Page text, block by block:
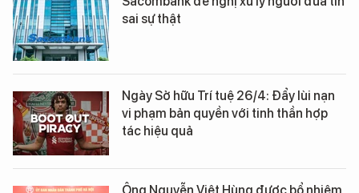
sai sự thật
Ngày Sở hữu Trí tuệ 26/4: Đẩy lùi nạn
vi phạm bản quyền với tinh thần hợp
tác hiệu quả
Ông Nguyễn Việt Hùng được bổ nhiệm